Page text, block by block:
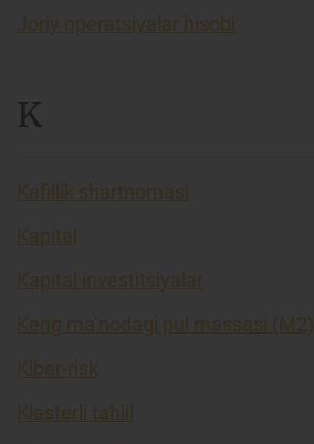
Joriy operatsiyalar hisobi
K
Kafillik shartnomasi
Kapital
Kapital investitsiyalar
Keng ma’nodagi pul massasi (M2)
Kiber-risk
Klasterli tahlil